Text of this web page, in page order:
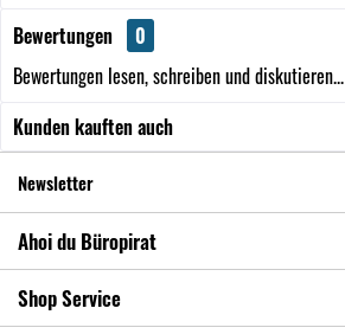
Bewertungen
0
Bewertungen lesen, schreiben und diskutieren...
Kunden kauften auch
Newsletter
Ahoi du Büropirat
Shop Service